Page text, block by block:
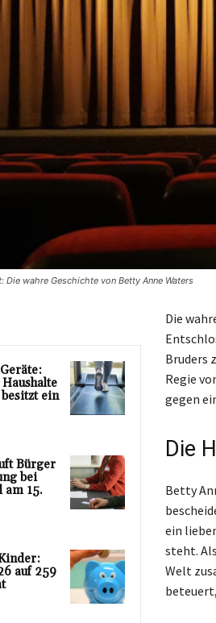
Die wahre Geschichte von Betty Anne Waters
ein
Bürger
bei
am 15.
auf 259
Die
Bruders
Regie
gegen
Die
Betty
ein
steht.
Welt